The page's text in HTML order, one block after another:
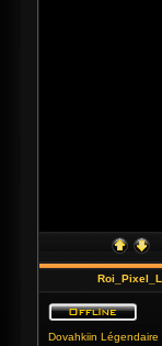
Roi_Pixel_L
Dovahkiin Légendaire